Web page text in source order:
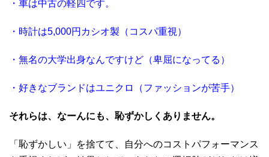
・車は中古の軽四です。
・時計は5,000円カシオ製（コスパ重視）
・無名の大学出身なんですけど（卑屈になってる）
・好きなブランドはユニクロ（ファッションが苦手）
それらは、なーんにも、恥ずかしくありません。
「恥ずかしい」を捨てて、自分へのコストパフォーマンス